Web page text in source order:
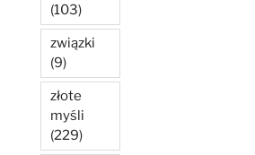
(103)
związki
(9)
złote
myśli
(229)